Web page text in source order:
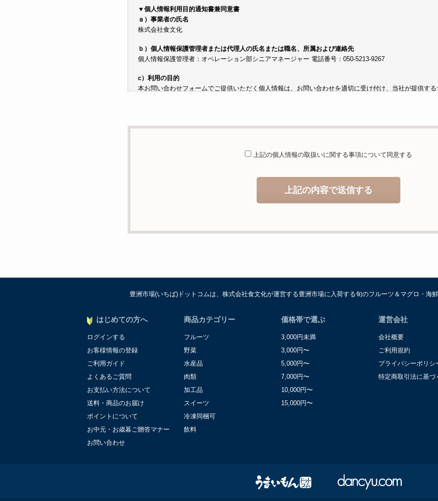
▼個人情報利用目的通知書兼同意書
ａ）事業者の氏名
株式会社食文化
ｂ）個人情報保護管理者または代理人の氏名または職名、所属および連絡先
個人情報保護管理者：オペレーション部シニアマネージャー 電話番号：050-5213-9267
c）利用の目的
本お問い合わせフォームでご提供いただく個人情報は、お問い合わせを適切に受け付け、当社が提供す
本人の同意がある場合または法令に基づく場合を除き、取得した個人情報を第三者に提供することはあ
個人情報について当社が個人情報保護管理体制について一定の水準に達していると認めた委託者に業務委
f）開示対象個人情報の開示等および問合せ窓口について
ご本人からの求めにより、当社が保有する開示対象個人情報の利用目的の通知・開示・内容の訂正・追加
には、お客様のお名前、ご住所、電話番号、電子メールアドレスなど、お客様を特定する個人情報は一
個人情報に関する問合わせ窓口
〒106-0044 東京都港区東麻布一丁目２７番１号 東麻布食文化ビル４階
ＦＡＸ：047-401-6847
上記の個人情報の取扱いに関する事項について同意する
上記の内容で送信する
豊洲市場(いちば)ドットコムは、株式会社食文化が運営する豊洲市場に入荷する旬のフルーツ＆マグロ・海
はじめての方へ
ログインする
お客様情報の登録
ご利用ガイド
よくあるご質問
お支払い方法について
送料・商品のお届け
ポイントについて
お中元・お歳暮ご贈答マナー
お問い合わせ
商品カテゴリー
フルーツ
野菜
水産品
肉類
加工品
スイーツ
冷凍同梱可
飲料
価格帯で選ぶ
3,000円未満
3,000円〜
5,000円〜
7,000円〜
10,000円〜
15,000円〜
運営会社
会社概要
ご利用規約
プライバシーポリシ
特定商取引法に基づ